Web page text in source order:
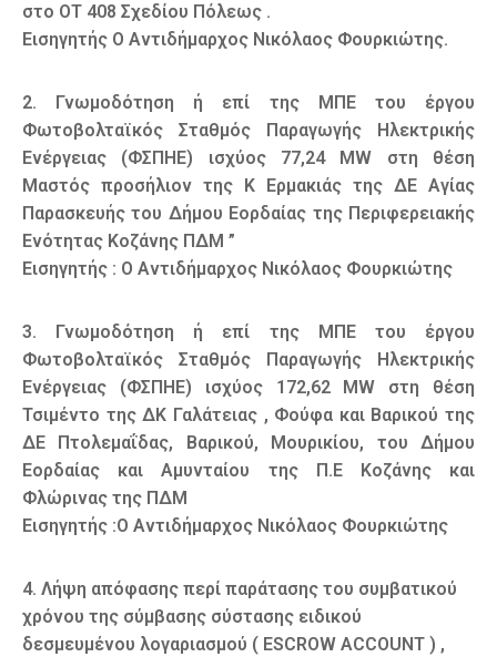
στο ΟΤ 408 Σχεδίου Πόλεως .
Εισηγητής Ο Αντιδήμαρχος Νικόλαος Φουρκιώτης.
2. Γνωμοδότηση ή επί της ΜΠΕ του έργου
Φωτοβολταϊκός Σταθμός Παραγωγής Ηλεκτρικής
Ενέργειας (ΦΣΠΗΕ) ισχύος 77,24 MW στη θέση
Μαστός προσήλιον της Κ Ερμακιάς της ΔΕ Αγίας
Παρασκευής του Δήμου Εορδαίας της Περιφερειακής
Ενότητας Κοζάνης ΠΔΜ ”
Εισηγητής : Ο Αντιδήμαρχος Νικόλαος Φουρκιώτης
3. Γνωμοδότηση ή επί της ΜΠΕ του έργου
Φωτοβολταϊκός Σταθμός Παραγωγής Ηλεκτρικής
Ενέργειας (ΦΣΠΗΕ) ισχύος 172,62 MW στη θέση
Τσιμέντο της ΔΚ Γαλάτειας , Φούφα και Βαρικού της
ΔΕ Πτολεμαΐδας, Βαρικού, Μουρικίου, του Δήμου
Εορδαίας και Αμυνταίου της Π.Ε Κοζάνης και
Φλώρινας της ΠΔΜ
Εισηγητής :Ο Αντιδήμαρχος Νικόλαος Φουρκιώτης
4. Λήψη απόφασης περί παράτασης του συμβατικού
χρόνου της σύμβασης σύστασης ειδικού
δεσμευμένου λογαριασμού ( ESCROW ACCOUNT ) ,